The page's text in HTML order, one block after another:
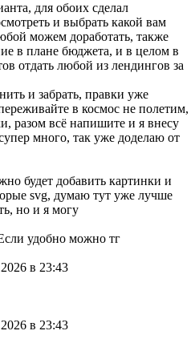
для обоих сделал
и выбрать какой вам
можем доработать, также
в плане бюджета, и в целом в
отдать любой из лендингов за
и забрать, правки уже
в космос не полетим,
разом всё напишите и я внесу
много, так уже доделаю от
будет добавить картинки и
svg, думаю тут уже лучше
но и я могу
удобно можно тг
в 23:43
в 23:43